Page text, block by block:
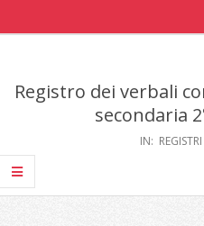
Registro dei verbali
secondaria
IN: